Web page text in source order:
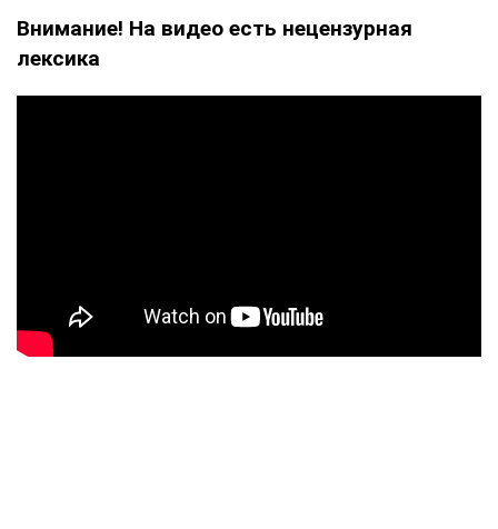
Внимание! На видео есть нецензурная
лексика